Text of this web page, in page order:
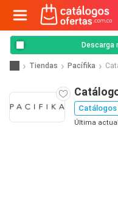
Descarga
Tiendas Pacífika
Catálogos
Última